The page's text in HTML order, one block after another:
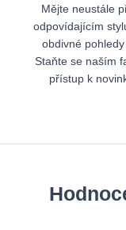
Mějte neustále
odpovídajícím
obdivné
Staňte se naším
přístup k